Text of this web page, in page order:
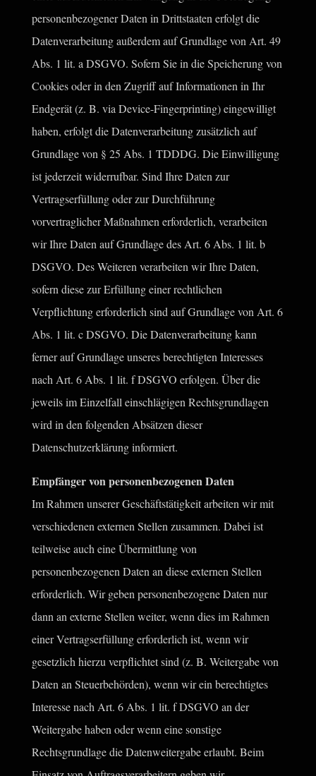
personenbezogener Daten in Drittstaaten erfolgt die
Datenverarbeitung außerdem auf Grundlage von Art. 49
Abs. 1 lit. a DSGVO. Sofern Sie in die Speicherung von
Cookies oder in den Zugriff auf Informationen in Ihr
Endgerät (z. B. via Device-Fingerprinting) eingewilligt
haben, erfolgt die Datenverarbeitung zusätzlich auf
Grundlage von § 25 Abs. 1 TDDDG. Die Einwilligung
ist jederzeit widerrufbar. Sind Ihre Daten zur
Vertragserfüllung oder zur Durchführung
vorvertraglicher Maßnahmen erforderlich, verarbeiten
wir Ihre Daten auf Grundlage des Art. 6 Abs. 1 lit. b
DSGVO. Des Weiteren verarbeiten wir Ihre Daten,
sofern diese zur Erfüllung einer rechtlichen
Verpflichtung erforderlich sind auf Grundlage von Art. 6
Abs. 1 lit. c DSGVO. Die Datenverarbeitung kann
ferner auf Grundlage unseres berechtigten Interesses
nach Art. 6 Abs. 1 lit. f DSGVO erfolgen. Über die
jeweils im Einzelfall einschlägigen Rechtsgrundlagen
wird in den folgenden Absätzen dieser
Datenschutzerklärung informiert.
Empfänger von personenbezogenen Daten
Im Rahmen unserer Geschäftstätigkeit arbeiten wir mit
verschiedenen externen Stellen zusammen. Dabei ist
teilweise auch eine Übermittlung von
personenbezogenen Daten an diese externen Stellen
erforderlich. Wir geben personenbezogene Daten nur
dann an externe Stellen weiter, wenn dies im Rahmen
einer Vertragserfüllung erforderlich ist, wenn wir
gesetzlich hierzu verpflichtet sind (z. B. Weitergabe von
Daten an Steuerbehörden), wenn wir ein berechtigtes
Interesse nach Art. 6 Abs. 1 lit. f DSGVO an der
Weitergabe haben oder wenn eine sonstige
Rechtsgrundlage die Datenweitergabe erlaubt. Beim